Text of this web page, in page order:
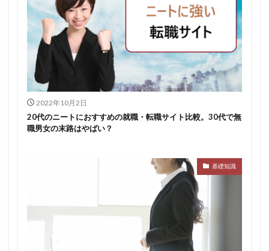
2022年10月2日
20代のニートにおすすめの就職・転職サイト比較。30代で無
職男女の末路はやばい？
基礎知識